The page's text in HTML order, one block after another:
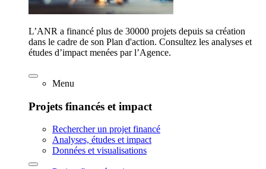
L’ANR a financé plus de 30000 projets depuis sa création
dans le cadre de son Plan d'action. Consultez les analyses et
études d’impact menées par l’Agence.
Menu
Projets financés et impact
Rechercher un projet financé
Analyses, études et impact
Données et visualisations